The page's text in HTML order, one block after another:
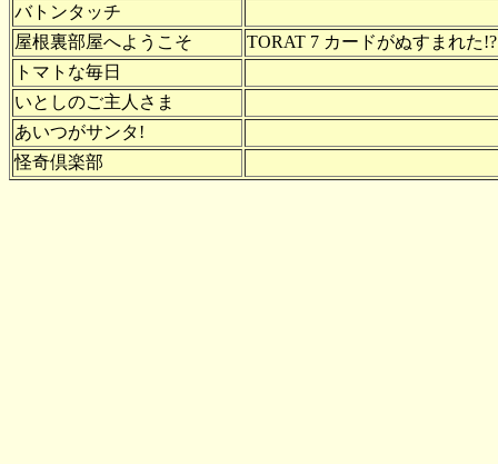
バトンタッチ
屋根裏部屋へようこそ
TORAT 7 カードがぬすまれた!?
トマトな毎日
いとしのご主人さま
あいつがサンタ!
怪奇倶楽部